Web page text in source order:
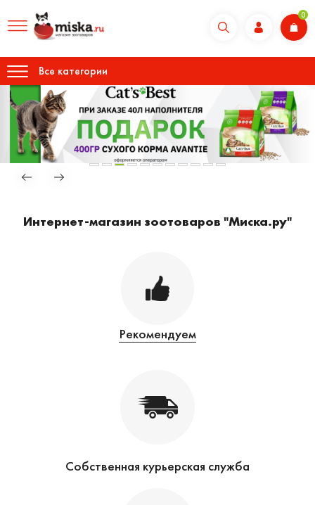
0
Все категории
Интернет-магазин зоотоваров "Миска.ру"
Рекомендуем
Собственная курьерская служба